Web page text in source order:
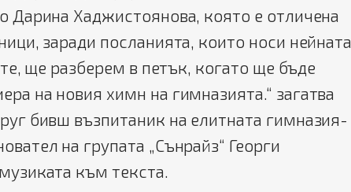
Дарина Хаджистоянова, която е отличена
заради посланията, които носи нейната
ще разберем в петък, когато ще бъде
на новия химн на гимназията.“ загатва
бивш възпитаник на елитната гимназия-
на групата „Сънрайз“ Георги
към текста.